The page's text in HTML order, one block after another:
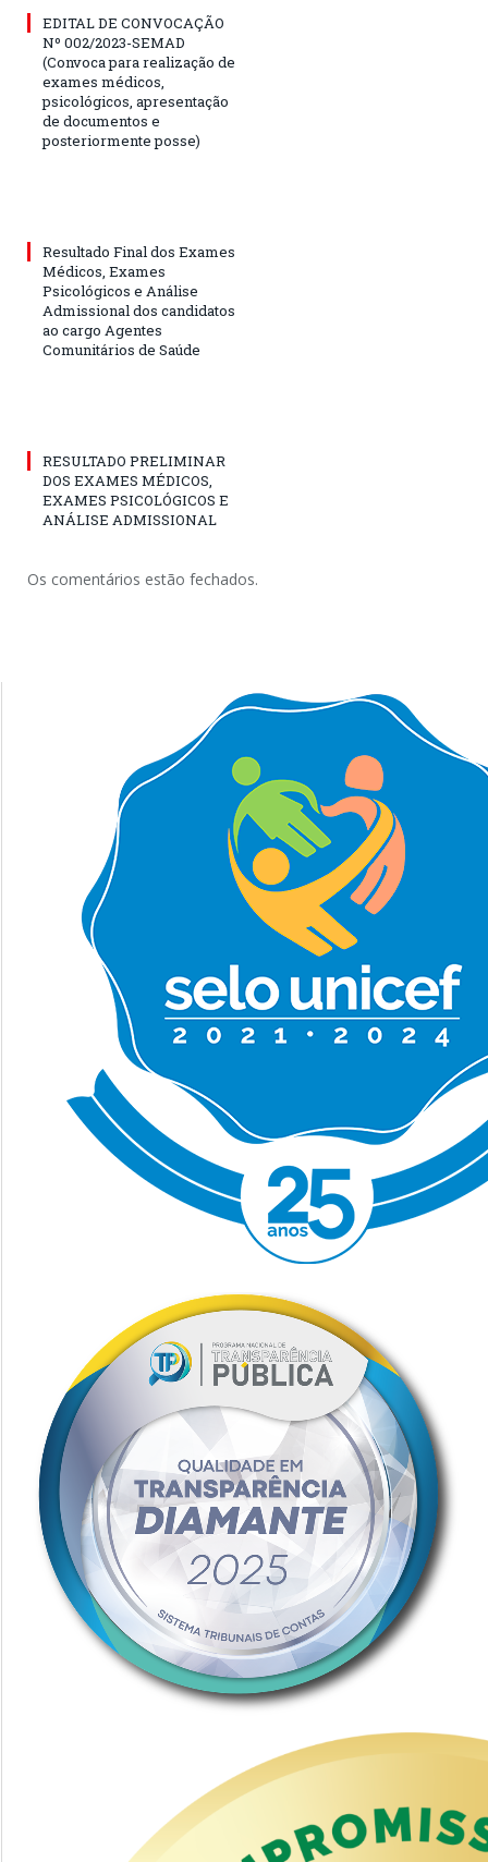
EDITAL DE CONVOCAÇÃO
Nº 002/2023-SEMAD
(Convoca para realização de
exames médicos,
psicológicos, apresentação
de documentos e
posteriormente posse)
Resultado Final dos Exames
Médicos, Exames
Psicológicos e Análise
Admissional dos candidatos
ao cargo Agentes
Comunitários de Saúde
RESULTADO PRELIMINAR
DOS EXAMES MÉDICOS,
EXAMES PSICOLÓGICOS E
ANÁLISE ADMISSIONAL
Os comentários estão fechados.